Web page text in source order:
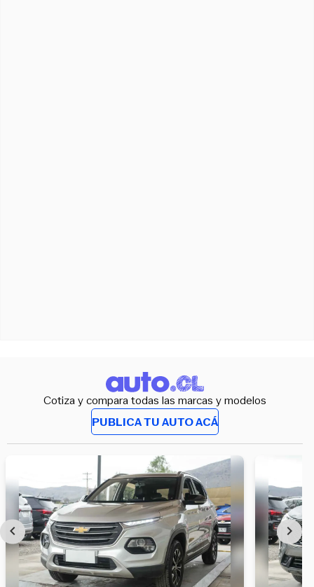
Cotiza y compara todas las marcas y modelos
PUBLICA TU AUTO ACÁ